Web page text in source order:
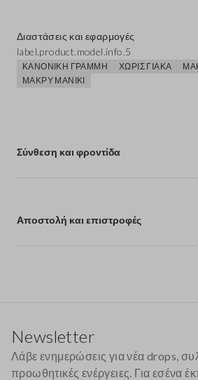
Διαστάσεις και εφαρμογές
label.product.model.info.5
ΚΑΝΟΝΙΚΉ ΓΡΑΜΜΉ ΧΩΡΊΣ ΓΙΑΚΆ
ΜΑΚΡΎ ΜΑΝΊΚΙ
Σύνθεση και φροντίδα
Αποστολή και επιστροφές
Newsletter
Λάβε ενημερώσεις για νέα drops,
προωθητικές ενέργειες. Για εσένα